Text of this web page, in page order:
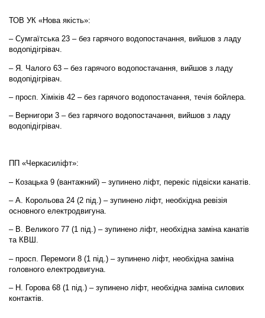
ТОВ УК «Нова якість»:
– Сумгаїтська 23 – без гарячого водопостачання, вийшов з ладу
водопідігрівач.
– Я. Чалого 63 – без гарячого водопостачання, вийшов з ладу
водопідігрівач.
– просп. Хіміків 42 – без гарячого водопостачання, течія бойлера.
– Вернигори 3 – без гарячого водопостачання, вийшов з ладу
водопідігрівач.
ПП «Черкасиліфт»:
– Козацька 9 (вантажний) – зупинено ліфт, перекіс підвіски канатів.
– А. Корольова 24 (2 під.) – зупинено ліфт, необхідна ревізія
основного електродвигуна.
– В. Великого 77 (1 під.) – зупинено ліфт, необхідна заміна канатів
та КВШ.
– просп. Перемоги 8 (1 під.) – зупинено ліфт, необхідна заміна
головного електродвигуна.
– Н. Горова 68 (1 під.) – зупинено ліфт, необхідна заміна силових
контактів.